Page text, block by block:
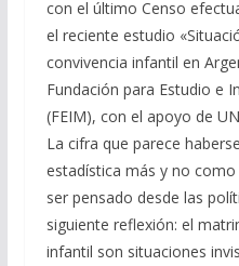
con el último Censo
el reciente estudio
convivencia infantil en
Fundación para Estudio e
(FEIM), con el apoyo de
La cifra que parece
estadística más y no
ser pensado desde las
siguiente reflexión: el
infantil son situaciones